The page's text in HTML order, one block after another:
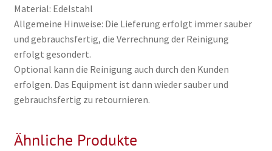
Material: Edelstahl
Allgemeine Hinweise: Die Lieferung erfolgt immer sauber
und gebrauchsfertig, die Verrechnung der Reinigung
erfolgt gesondert.
Optional kann die Reinigung auch durch den Kunden
erfolgen. Das Equipment ist dann wieder sauber und
gebrauchsfertig zu retournieren.
Ähnliche Produkte